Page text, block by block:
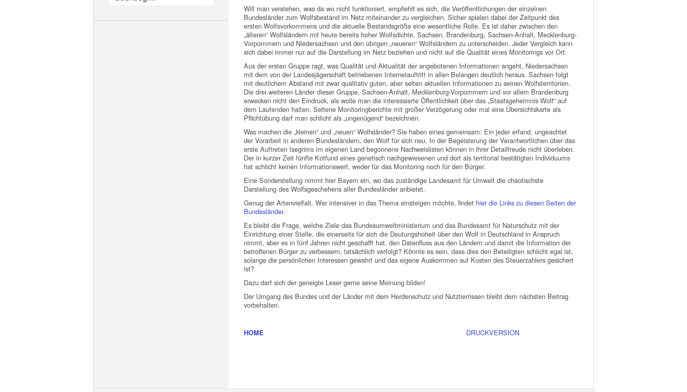
Will man verstehen, was da wo nicht funktioniert, empfiehlt es sich, die Veröffentlichungen der einzelnen
Bundesländer zum Wolfsbestand im Netz miteinander zu vergleichen. Sicher spielen dabei der Zeitpunkt des
ersten Wolfsvorkommens und die aktuelle Bestandsgröße eine wesentliche Rolle. Es ist daher zwischen den
„älteren“ Wolfsländern mit heute bereits hoher Wolfsdichte, Sachsen, Brandenburg, Sachsen-Anhalt, Mecklenburg-
Vorpommern und Niedersachsen und den übrigen „neueren“ Wolfsländern zu unterscheiden. Jeder Vergleich kann
sich dabei immer nur auf die Darstellung im Netz beziehen und nicht auf die Qualität eines Monitorings vor Ort.
Aus der ersten Gruppe ragt, was Qualität und Aktualität der angebotenen Informationen angeht, Niedersachsen
mit dem von der Landesjägerschaft betriebenen Internetauftritt in allen Belangen deutlich heraus. Sachsen folgt
mit deutlichem Abstand mit zwar qualitativ guten, aber selten aktuellen Informationen zu seinen Wolfsterritorien.
Die drei weiteren Länder dieser Gruppe, Sachsen-Anhalt, Mecklenburg-Vorpommern und vor allem Brandenburg
erwecken nicht den Eindruck, als wolle man die interessierte Öffentlichkeit über das „Staatsgeheimnis Wolf“ auf
dem Laufenden halten. Seltene Monitoringberichte mit großer Verzögerung oder mal eine Übersichtskarte als
Pflichtübung darf man schlicht als „ungenügend“ bezeichnen.
Was machen die „kleinen“ und „neuen“ Wolfsländer? Sie haben eines gemeinsam: Ein jeder erfand, ungeachtet
der Vorarbeit in anderen Bundesländern, den Wolf für sich neu. In der Begeisterung der Verantwortlichen über das
erste Auftreten Isegrims im eigenen Land begonnene Nachweislisten können in ihrer Detailfreude nicht überleben.
Der in kurzer Zeit fünfte Kotfund eines genetisch nachgewiesenen und dort als territorial bestätigten Individuums
hat schlicht keinen Informationswert, weder für das Monitoring noch für den Bürger.
Eine Sonderstellung nimmt hier Bayern ein, wo das zuständige Landesamt für Umwelt die chaotischste
Darstellung des Wolfsgeschehens aller Bundesländer anbietet.
Genug der Artenvielfalt. Wer intensiver in das Thema einsteigen möchte, findet hier die Links zu diesen Seiten der
Bundesländer.
Es bleibt die Frage, welche Ziele das Bundesumweltministerium und das Bundesamt für Naturschutz mit der
Einrichtung einer Stelle, die einerseits für sich die Deutungshoheit über den Wolf in Deutschland in Anspruch
nimmt, aber es in fünf Jahren nicht geschafft hat, den Datenfluss aus den Ländern und damit die Information der
betroffenen Bürger zu verbessern, tatsächlich verfolgt? Könnte es sein, dass dies den Beteiligten schlicht egal ist,
solange die persönlichen Interessen gewahrt und das eigene Auskommen auf Kosten des Steuerzahlers gesichert
ist?
Dazu darf sich der geneigte Leser gerne seine Meinung bilden!
Der Umgang des Bundes und der Länder mit dem Herdenschutz und Nutztierrissen bleibt dem nächsten Beitrag
vorbehalten.
HOME DRUCKVERSION